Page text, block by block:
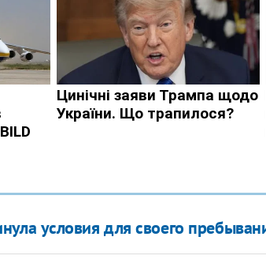
условия для своего